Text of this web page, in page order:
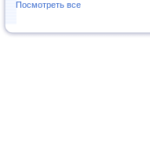
Посмотреть все